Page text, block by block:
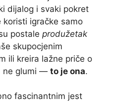
dijalog i svaki pokret
koristi igračke samo
postale produžetak
skupocjenim
ili kreira lažne priče o
ne glumi — to je ona.
fascinantnim jest